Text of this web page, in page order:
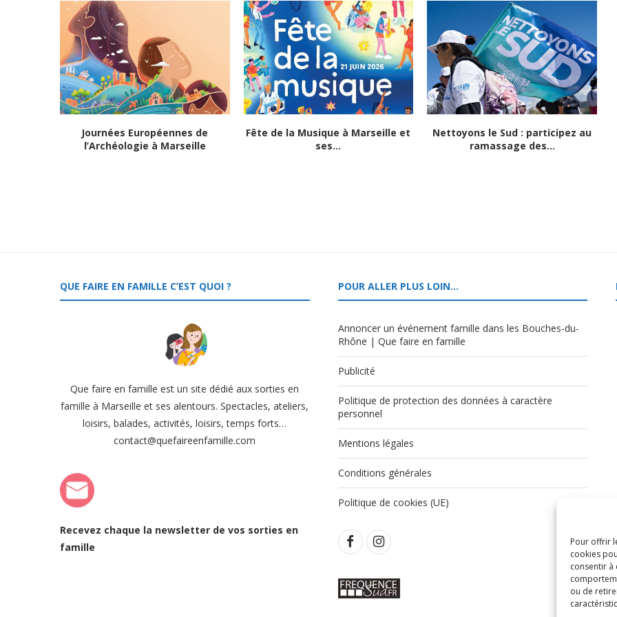
Pour offrir
cookies
consentir à
ou de
Journées Européennes de
l’Archéologie à Marseille
Fête de la Musique à Marseille et
ses...
Nettoyons le Sud : participez au
ramassage des...
QUE FAIRE EN FAMILLE C’EST QUOI ?
Que faire en famille est un site dédié aux sorties en
famille à Marseille et ses alentours. Spectacles, ateliers,
loisirs, balades, activités, loisirs, temps forts…
contact@quefaireenfamille.com
Recevez chaque la newsletter de vos sorties en
famille
POUR ALLER PLUS LOIN…
Annoncer un événement famille dans les Bouches-du-
Rhône | Que faire en famille
Publicité
Politique de protection des données à caractère
personnel
Mentions légales
Conditions générales
Politique de cookies (UE)